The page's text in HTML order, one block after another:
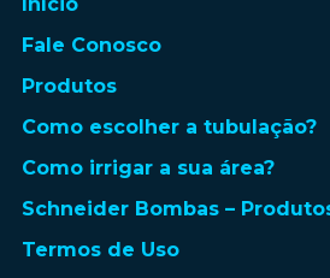
Fale Conosco
Produtos
Como escolher a tubulação?
Como irrigar a sua área?
Schneider Bombas –
Termos de Uso